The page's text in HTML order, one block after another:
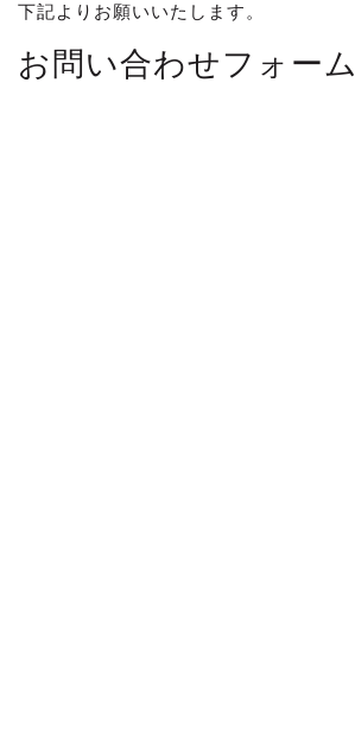
下記よりお願いいたします。
お問い合わせフォーム